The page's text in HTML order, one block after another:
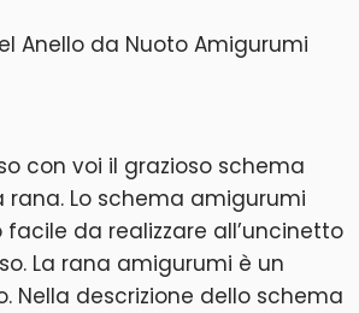
con voi il grazioso schema
Lo schema amigurumi
da realizzare all’uncinetto
La rana amigurumi è un
Nella descrizione dello schema